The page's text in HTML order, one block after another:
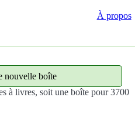
À propos
à livres, soit une boîte pour 3700
nouvelle boîte